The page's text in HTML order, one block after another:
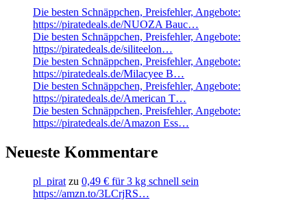
Die besten Schnäppchen, Preisfehler, Angebote:
https://piratedeals.de/NUOZA Bauc…
Die besten Schnäppchen, Preisfehler, Angebote:
https://piratedeals.de/siliteelon…
Die besten Schnäppchen, Preisfehler, Angebote:
https://piratedeals.de/Milacyee B…
Die besten Schnäppchen, Preisfehler, Angebote:
https://piratedeals.de/American T…
Die besten Schnäppchen, Preisfehler, Angebote:
https://piratedeals.de/Amazon Ess…
Neueste Kommentare
pl_pirat zu 0,49 € für 3 kg schnell sein
https://amzn.to/3LCrjRS…